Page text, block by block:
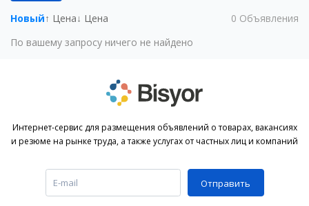
Новый↑ Цена↓ Цена 0 Объявления
По вашему запросу ничего не найдено
Интернет-сервис для размещения объявлений о товарах, вакансиях
и резюме на рынке труда, а также услугах от частных лиц и компаний
Отправить